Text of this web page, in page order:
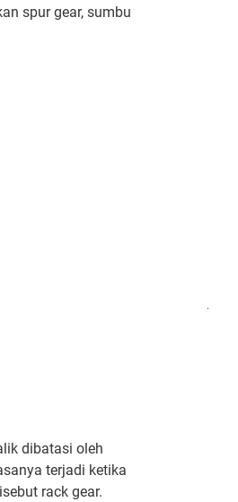
.
spur gear, sumbu
dibatasi oleh
terjadi ketika
rack gear.